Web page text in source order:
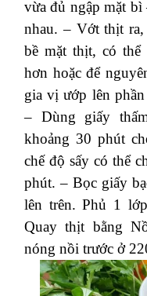
vừa đủ ngập mặt bì
nhau. – Vớt thịt ra,
bề mặt thịt, có
hơn hoặc để
gia vị ướp lên
– Dùng giấy
khoảng 30 phút
chế độ sấy có thể
phút. – Bọc giấy
lên trên. Phủ 1
Quay thịt bằng
nóng nồi trước ở